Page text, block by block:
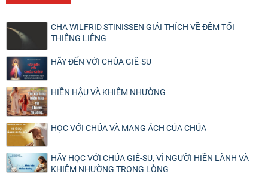
CHA WILFRID STINISSEN GIẢI THÍCH VỀ ĐÊM TỐI
THIÊNG LIÊNG
HÃY ĐẾN VỚI CHÚA GIÊ-SU
HIỀN HẬU VÀ KHIÊM NHƯỜNG
HỌC VỚI CHÚA VÀ MANG ÁCH CỦA CHÚA
HÃY HỌC VỚI CHÚA GIÊ-SU, VÌ NGƯỜI HIỀN LÀNH VÀ
KHIÊM NHƯỜNG TRONG LÒNG